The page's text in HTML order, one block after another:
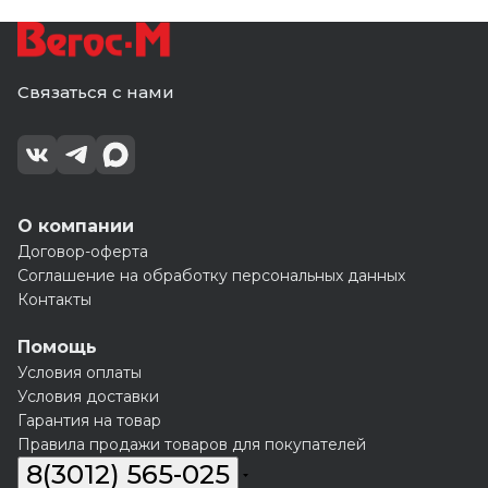
Связаться с нами
О компании
Договор-оферта
Соглашение на обработку персональных данных
Контакты
Помощь
Условия оплаты
Условия доставки
Гарантия на товар
Правила продажи товаров для покупателей
8(3012) 565-025